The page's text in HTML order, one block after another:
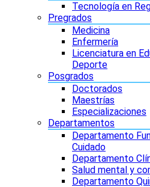
Tecnología en
Pregrados
Medicina
Enfermería
Licenciatura en
Deporte
Posgrados
Doctorados
Maestrías
Especializaciones
Departamentos
Departamento
Cuidado
Departamento
Salud mental y
Departamento